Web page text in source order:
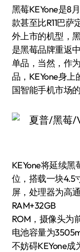
黑莓KEYone是8
款甚至比R11巴
外上市的机型，
是黑莓品牌重返
单品，当然，作
品，KEYone身
国智能手机市场的
KEYone将延续
位，搭载一块4.5
屏，处理器为高
RAM+32GB
ROM，摄像头为
电池容量为
不妨碍KEYone